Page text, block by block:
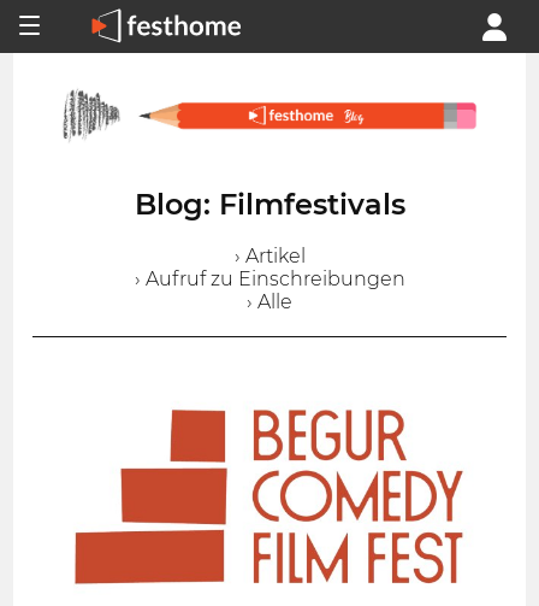
Blog: Filmfestivals
› Artikel
› Aufruf zu Einschreibungen
› Alle